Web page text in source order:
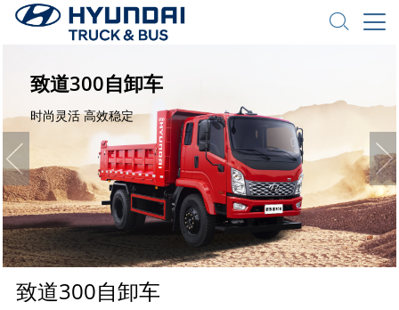
致道300自卸车
时尚灵活 高效稳定
致道300自卸车